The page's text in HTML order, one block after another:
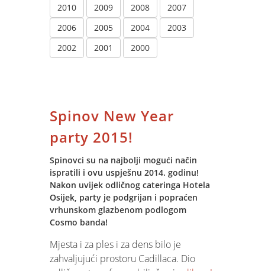
2010
2009 2008
2007
2006
2005 2004
2003
2002
2001 2000
Spinov New Year
party 2015!
Spinovci su na najbolji mogući način
ispratili i ovu uspješnu 2014. godinu!
Nakon uvijek odličnog cateringa Hotela
Osijek, party je podgrijan i popraćen
vrhunskom glazbenom podlogom
Cosmo banda!
Mjesta i za ples i za dens bilo je
zahvaljujući prostoru Cadillaca. Dio